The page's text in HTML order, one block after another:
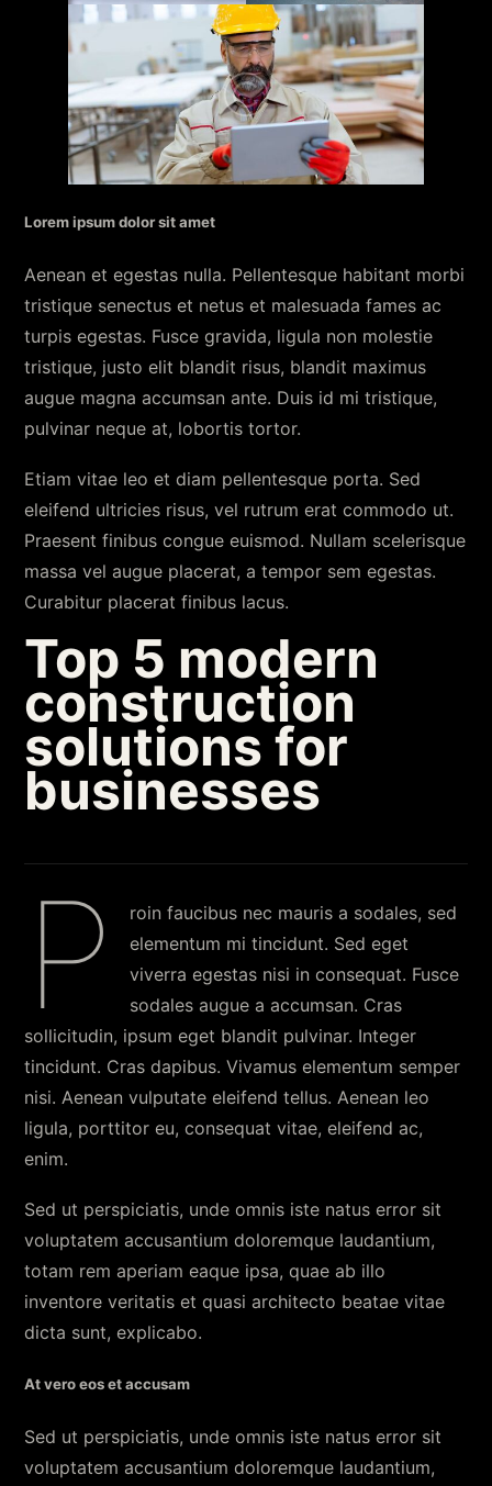
Lorem ipsum dolor sit amet
Aenean et egestas nulla. Pellentesque habitant morbi
tristique senectus et netus et malesuada fames ac
turpis egestas. Fusce gravida, ligula non molestie
tristique, justo elit blandit risus, blandit maximus
augue magna accumsan ante. Duis id mi tristique,
pulvinar neque at, lobortis tortor.
Etiam vitae leo et diam pellentesque porta. Sed
eleifend ultricies risus, vel rutrum erat commodo ut.
Praesent finibus congue euismod. Nullam scelerisque
massa vel augue placerat, a tempor sem egestas.
Curabitur placerat finibus lacus.
Top 5 modern
construction
solutions for
businesses
P
roin faucibus nec mauris a sodales, sed
elementum mi tincidunt. Sed eget
viverra egestas nisi in consequat. Fusce
sodales augue a accumsan. Cras
sollicitudin, ipsum eget blandit pulvinar. Integer
tincidunt. Cras dapibus. Vivamus elementum semper
nisi. Aenean vulputate eleifend tellus. Aenean leo
ligula, porttitor eu, consequat vitae, eleifend ac,
enim.
Sed ut perspiciatis, unde omnis iste natus error sit
voluptatem accusantium doloremque laudantium,
totam rem aperiam eaque ipsa, quae ab illo
inventore veritatis et quasi architecto beatae vitae
dicta sunt, explicabo.
At vero eos et accusam
Sed ut perspiciatis, unde omnis iste natus error sit
voluptatem accusantium doloremque laudantium,